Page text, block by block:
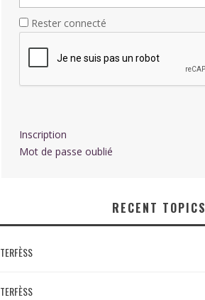
Rester connecté
Inscription
Mot de passe oublié
RECENT TOPICS
TERFÈSS
TERFÈSS